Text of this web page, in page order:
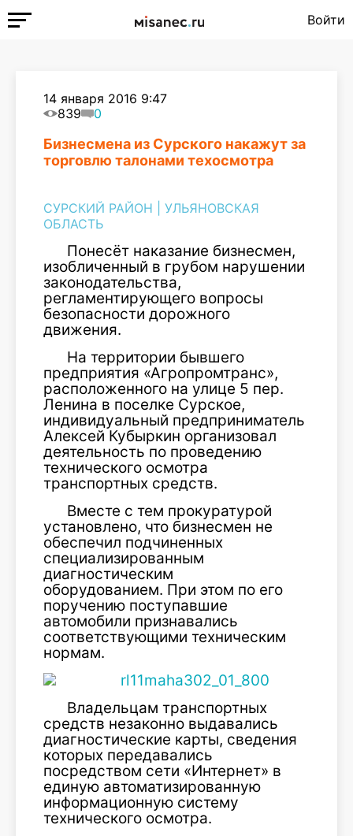
Войти
14 января 2016 9:47
839
0
Бизнесмена из Сурского накажут за
торговлю талонами техосмотра
СУРСКИЙ РАЙОН
УЛЬЯНОВСКАЯ
ОБЛАСТЬ
Понесёт наказание бизнесмен,
изобличенный в грубом нарушении
законодательства,
регламентирующего вопросы
безопасности дорожного
движения.
На территории бывшего
предприятия «Агропромтранс»,
расположенного на улице 5 пер.
Ленина в поселке Сурское,
индивидуальный предприниматель
Алексей Кубыркин организовал
деятельность по проведению
технического осмотра
транспортных средств.
Вместе с тем прокуратурой
установлено, что бизнесмен не
обеспечил подчиненных
специализированным
диагностическим
оборудованием. При этом по его
поручению поступавшие
автомобили признавались
соответствующими техническим
нормам.
Владельцам транспортных
средств незаконно выдавались
диагностические карты, сведения
которых передавались
посредством сети «Интернет» в
единую автоматизированную
информационную систему
технического осмотра.